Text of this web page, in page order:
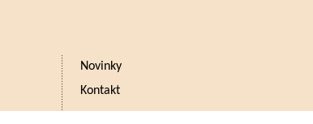
Novinky
Kontakt